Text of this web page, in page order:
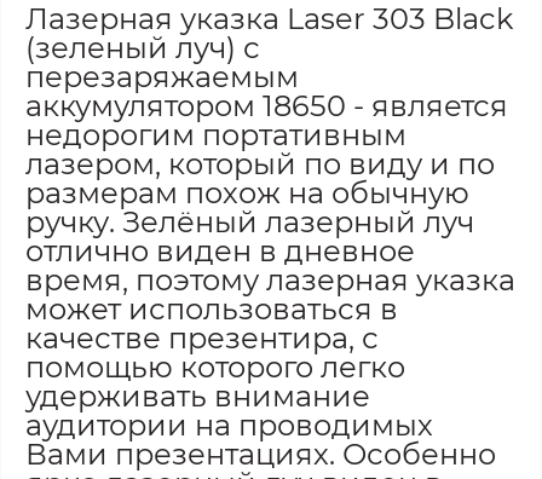
Лазерная указка Laser 303 Black
(зеленый луч) с
перезаряжаемым
аккумулятором 18650 - является
недорогим портативным
лазером, который по виду и по
размерам похож на обычную
ручку. Зелёный лазерный луч
отлично виден в дневное
время, поэтому лазерная указка
может использоваться в
качестве презентира, с
помощью которого легко
удерживать внимание
аудитории на проводимых
Вами презентациях. Особенно